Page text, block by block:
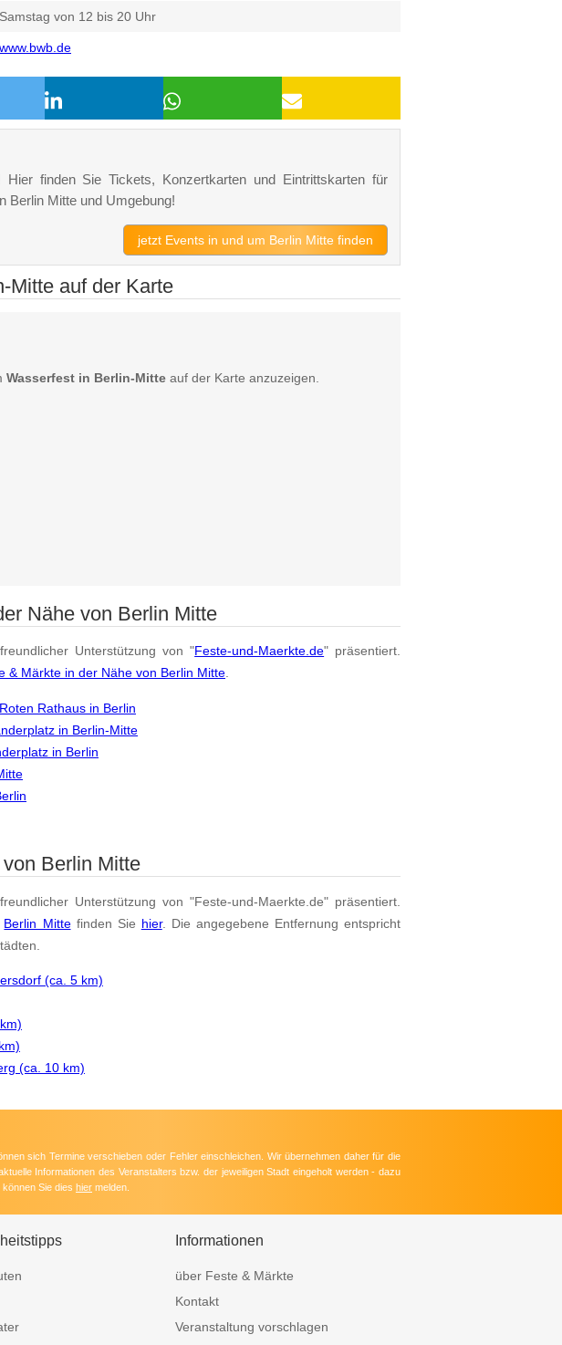
Samstag von 12 bis 20 Uhr
www.bwb.de
finden Sie Tickets, Konzertkarten und Eintrittskarten für
Berlin Mitte und Umgebung!
jetzt Events in und um Berlin Mitte finden
auf der Karte
Wasserfest in Berlin-Mitteauf der Karte anzuzeigen.
Nähe von Berlin Mitte
Unterstützung von "Feste-und-Maerkte.de" präsentiert.
& Märkte in der Nähe von Berlin Mitte.
Rathaus in Berlin
in Berlin-Mitte
in Berlin
Berlin Mitte
Unterstützung von "Feste-und-Maerkte.de" präsentiert.
Berlin Mittefinden Sie hier. Die angegebene Entfernung entspricht
(ca. 5 km)
(ca. 10 km)
sich Termine verschieben oder Fehler einschleichen. Wir übernehmen daher für die
Informationen des Veranstalters bzw. der jeweiligen Stadt eingeholt werden - dazu
Sie dies hier melden.
Informationen
über Feste & Märkte
Kontakt
Veranstaltung vorschlagen